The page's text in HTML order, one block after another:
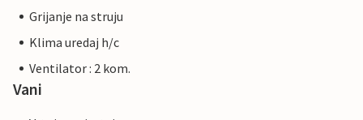
Grijanje na struju
Klima uredaj h/c
Ventilator : 2 kom.
Vani